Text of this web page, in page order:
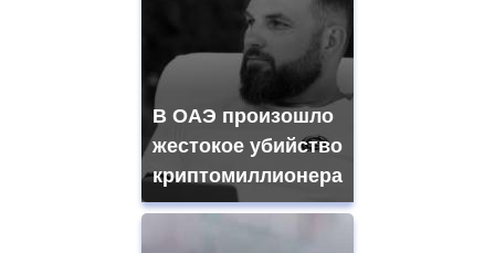
В ОАЭ произошло
жестокое убийство
криптомиллионера